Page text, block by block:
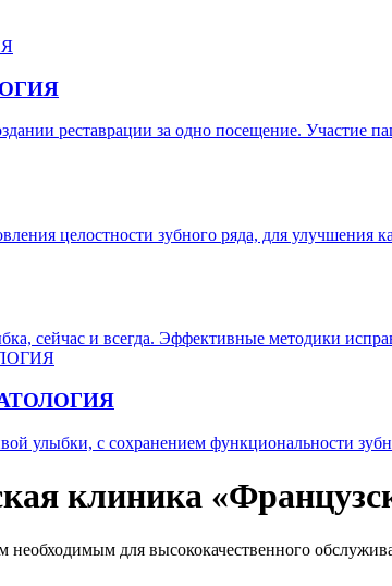
реставрации за одно посещение. Участие
целостности зубного ряда, для улучшения
сейчас и всегда. Эффективные методики
улыбки, с сохранением функциональности
клиника
необходимым для высококачественного